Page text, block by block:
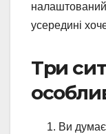
усередині
Три
Ви